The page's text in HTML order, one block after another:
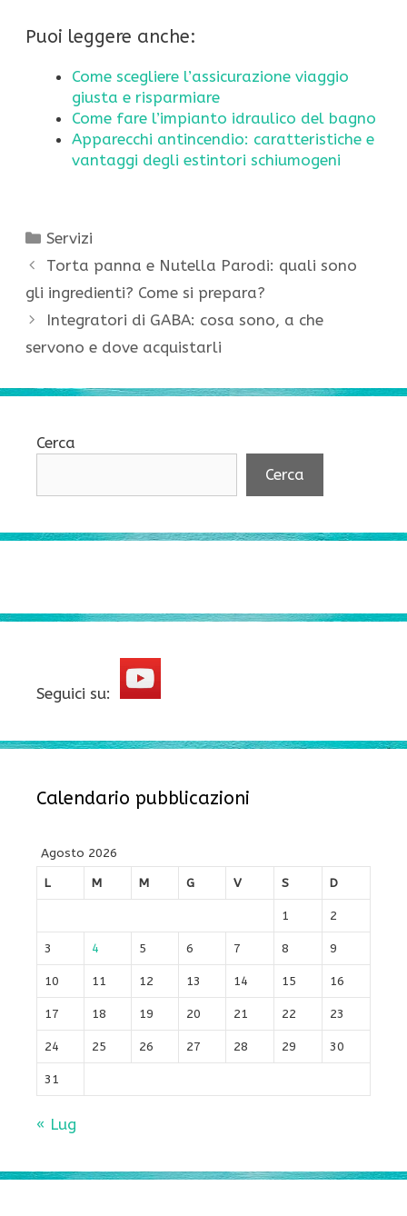
Puoi leggere anche:
Come scegliere l’assicurazione viaggio
giusta e risparmiare
Come fare l’impianto idraulico del bagno
Apparecchi antincendio: caratteristiche e
vantaggi degli estintori schiumogeni
Categorie
Servizi
Torta panna e Nutella Parodi: quali sono
gli ingredienti? Come si prepara?
Integratori di GABA: cosa sono, a che
servono e dove acquistarli
Cerca
Cerca
Seguici su:
Calendario pubblicazioni
Agosto 2026
L
M M G V S D
1 2
3 4 5 6 7 8 9
10 11 12 13 14 15 16
17 18 19 20 21 22 23
24 25 26 27 28 29 30
31
« Lug